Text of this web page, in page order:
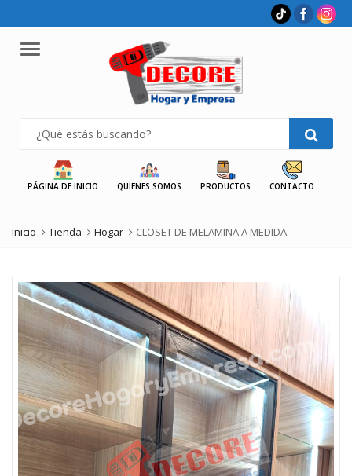
Menu
PÁGINA DE INICIO QUIENES SOMOS PRODUCTOS CONTACTO
Inicio Tienda Hogar CLOSET DE MELAMINA A MEDIDA